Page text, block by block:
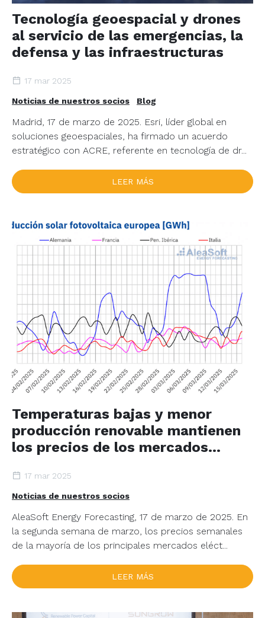
Tecnología geoespacial y drones
al servicio de las emergencias, la
defensa y las infraestructuras
17 mar 2025
Noticias de nuestros socios Blog
Madrid, 17 de marzo de 2025. Esri, líder global en
soluciones geoespaciales, ha firmado un acuerdo
estratégico con ACRE, referente en tecnología de dr...
LEER MÁS
Temperaturas bajas y menor
producción renovable mantienen
los precios de los mercados
de los 100 €/MWh
17 mar 2025
Noticias de nuestros socios
AleaSoft Energy Forecasting, 17 de marzo de 2025. En
la segunda semana de marzo, los precios semanales
de la mayoría de los principales mercados eléct...
LEER MÁS